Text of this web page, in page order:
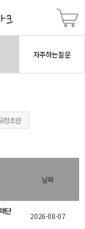
자주하는질문
정초란
날짜
단
2026-08-07